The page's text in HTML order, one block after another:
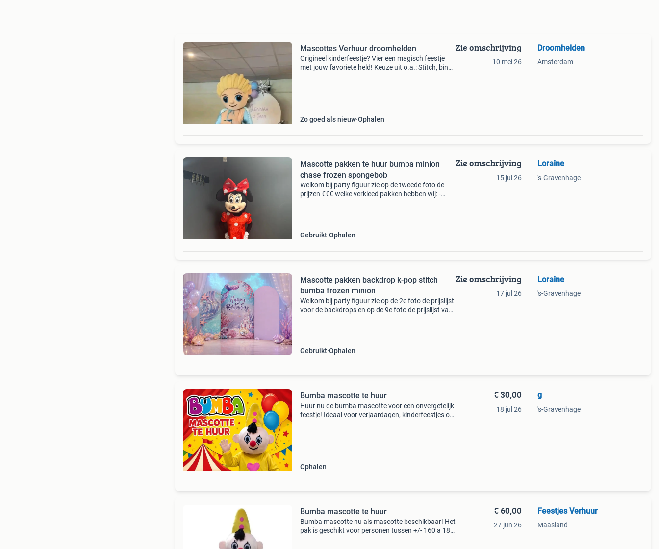
Mascottes Verhuur droomhelden
Origineel kinderfeestje? Vier een magisch feestje
met jouw favoriete held! Keuze uit o.a.: Stitch, bing,
Zo goed als nieuw Ophalen
Zie omschrijving
10 mei 26
Droomhelden
Amsterdam
Mascotte pakken te huur bumba minion
chase frozen spongebob
Welkom bij party figuur zie op de tweede foto de
prijzen €€€ welke verkleed pakken hebben wij: -
Gebruikt Ophalen
Zie omschrijving
15 jul 26
Loraine
's-Gravenhage
Mascotte pakken backdrop k-pop stitch
bumba frozen minion
Welkom bij party figuur zie op de 2e foto de prijslijst
voor de backdrops en op de 9e foto de prijslijst van
Gebruikt Ophalen
Zie omschrijving
17 jul 26
Loraine
's-Gravenhage
Bumba mascotte te huur
Huur nu de bumba mascotte voor een onvergetelijk
feestje! Ideaal voor verjaardagen, kinderfeestjes of
Ophalen
€ 30,00
18 jul 26
g
's-Gravenhage
Bumba mascotte te huur
Bumba mascotte nu als mascotte beschikbaar! Het
pak is geschikt voor personen tussen +/- 160 a 180
€ 60,00
27 jun 26
Feestjes Verhuur
Maasland